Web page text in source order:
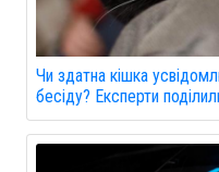
Чи здатна кішка
бесіду? Експерти